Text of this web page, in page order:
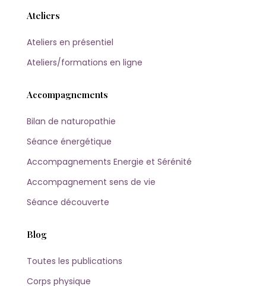
Ateliers
Ateliers en présentiel
Ateliers/formations en ligne
Accompagnements
Bilan de naturopathie
Séance énergétique
Accompagnements Energie et Sérénité
Accompagnement sens de vie
Séance découverte
Blog
Toutes les publications
Corps physique